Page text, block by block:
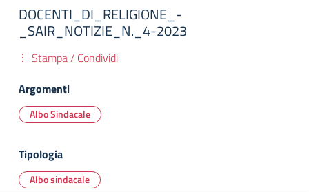
DOCENTI_DI_RELIGIONE_-
_SAIR_NOTIZIE_N._4-2023
Stampa / Condividi
Argomenti
Albo Sindacale
Tipologia
Albo sindacale